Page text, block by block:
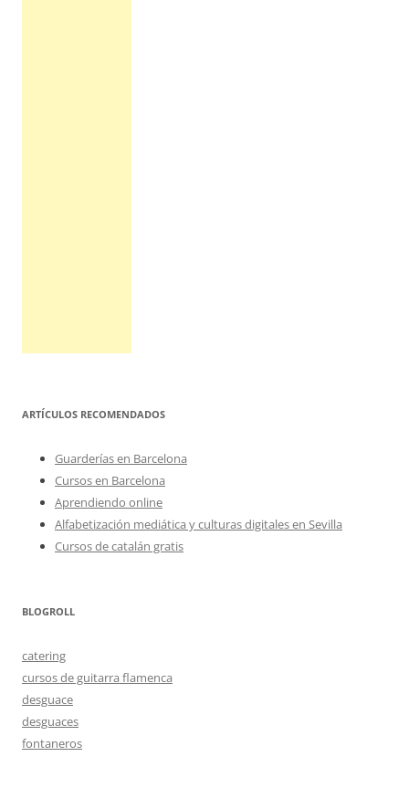
ARTÍCULOS RECOMENDADOS
Guarderías en Barcelona
Cursos en Barcelona
Aprendiendo online
Alfabetización mediática y culturas digitales en Sevilla
Cursos de catalán gratis
BLOGROLL
catering
cursos de guitarra flamenca
desguace
desguaces
fontaneros